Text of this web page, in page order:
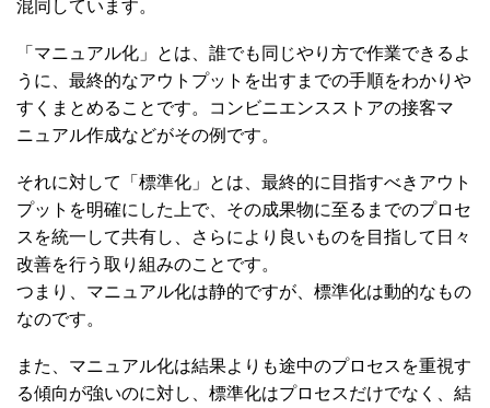
混同しています。
「マニュアル化」とは、誰でも同じやり方で作業できるよ
うに、最終的なアウトプットを出すまでの手順をわかりや
すくまとめることです。コンビニエンスストアの接客マ
ニュアル作成などがその例です。
それに対して「標準化」とは、最終的に目指すべきアウト
プットを明確にした上で、その成果物に至るまでのプロセ
スを統一して共有し、さらにより良いものを目指して日々
改善を行う取り組みのことです。
つまり、マニュアル化は静的ですが、標準化は動的なもの
なのです。
また、マニュアル化は結果よりも途中のプロセスを重視す
る傾向が強いのに対し、標準化はプロセスだけでなく、結